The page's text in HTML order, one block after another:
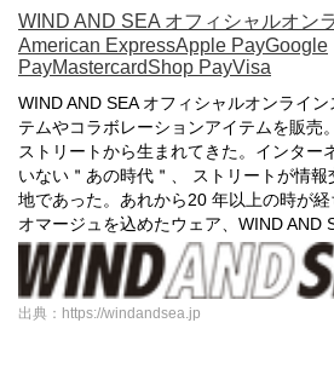
WIND AND SEA オフィシャルオン
American ExpressApple PayGoogle
PayMastercardShop PayVisa
WIND AND SEA オフィシャルオンライ
テムやコラボレーションアイテムを販売
ストリートから生まれてきた。インター
いない＂あの時代＂、 ストリートが情
地であった。あれから20 年以上の時が
オマージュを込めたウェア、WIND AND
出典：https://windandsea.jp